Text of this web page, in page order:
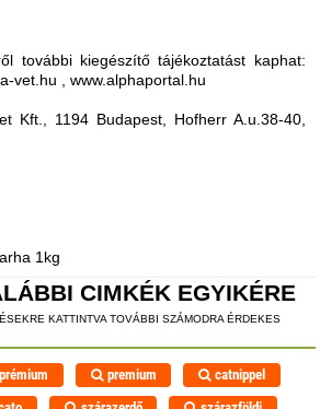
további kiegészítő tájékoztatást kaphat:
vet.hu , www.alphaportal.hu
Kft., 1194 Budapest, Hofherr A.u.38-40,
1kg
CIMKÉK EGYIKÉRE
KATTINTVA TOVÁBBI SZÁMODRA ÉRDEKES
prémium premium
catnippel